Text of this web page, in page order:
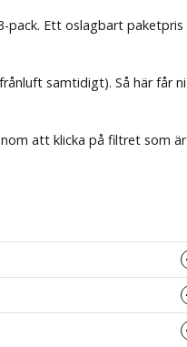
pack. Ett oslagbart paketpris
samtidigt). Så här får ni
att klicka på filtret som är